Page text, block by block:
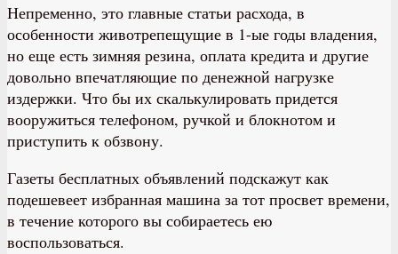
Непременно, это главные статьи расхода, в
особенности животрепещущие в 1-ые годы владения,
но еще есть зимняя резина, оплата кредита и другие
довольно впечатляющие по денежной нагрузке
издержки. Что бы их скалькулировать придется
вооружиться телефоном, ручкой и блокнотом и
приступить к обзвону.
Газеты бесплатных объявлений подскажут как
подешевеет избранная машина за тот просвет времени,
в течение которого вы собираетесь ею
воспользоваться.